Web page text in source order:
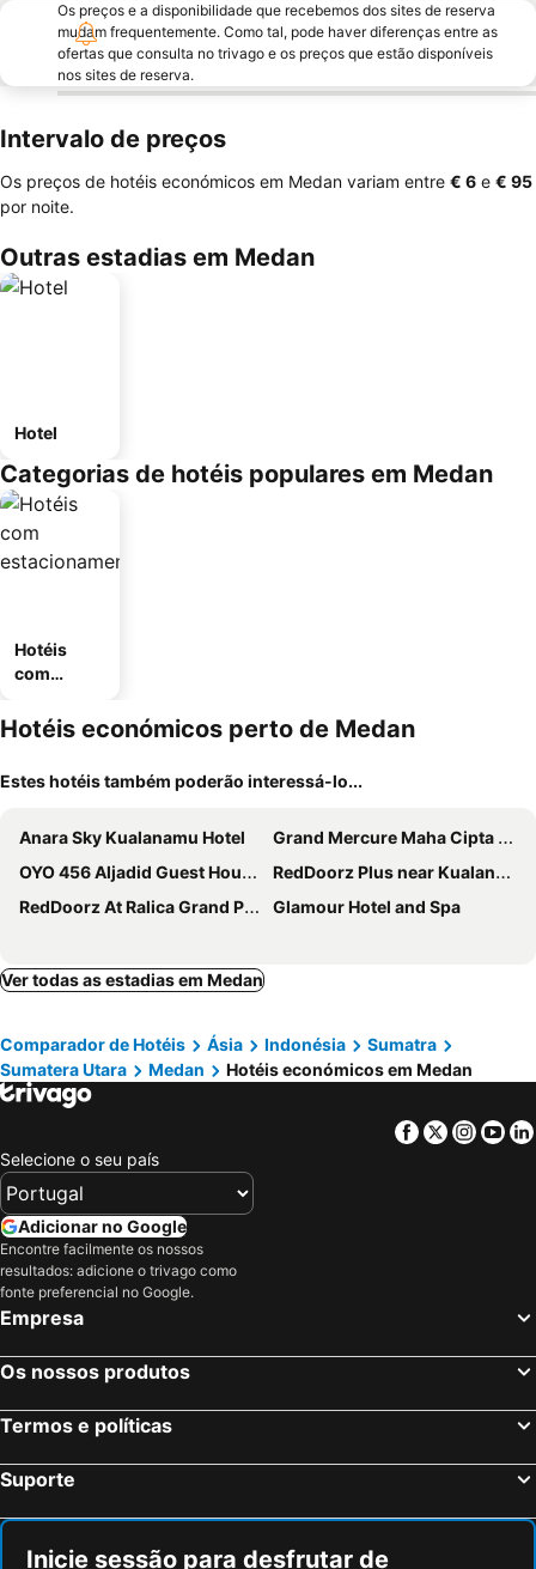
Os preços e a disponibilidade que recebemos dos sites de reserva
mudam frequentemente. Como tal, pode haver diferenças entre as
ofertas que consulta no trivago e os preços que estão disponíveis
nos sites de reserva.
Intervalo de preços
Os preços de hotéis económicos em Medan variam entre ‎€ 6 e ‎€ 95
por noite.
Outras estadias em Medan
Hotel
Categorias de hotéis populares em Medan
Hotéis
com
mento
Hotéis económicos perto de Medan
Estes hotéis também poderão interessá-lo...
Anara Sky Kualanamu Hotel
Grand Mercure Maha Cipta Medan Angkasa
OYO 456 Aljadid Guest House Syariah
RedDoorz Plus near Kualanamu Airport
RedDoorz At Ralica Grand Palladium Medan
Glamour Hotel and Spa
Ver todas as estadias em Medan
Comparador de Hotéis Ásia Indonésia
Sumatra
Sumatera Utara
Medan Hotéis económicos em Medan
Facebook
Twitter
Selecione o seu país
Adicionar no Google
Encontre facilmente os nossos
resultados: adicione o trivago como
fonte preferencial no Google.
Empresa
Os nossos produtos
Termos e políticas
Suporte
Inicie sessão para desfrutar de